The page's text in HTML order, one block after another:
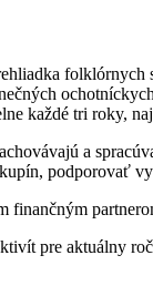
každé tri roky,
a
podporovať
pre aktuálny